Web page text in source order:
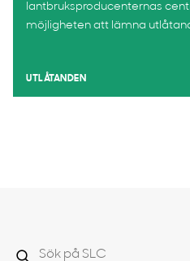
lantbruksproducenternas
möjligheten att lämna
UTLÅTANDEN